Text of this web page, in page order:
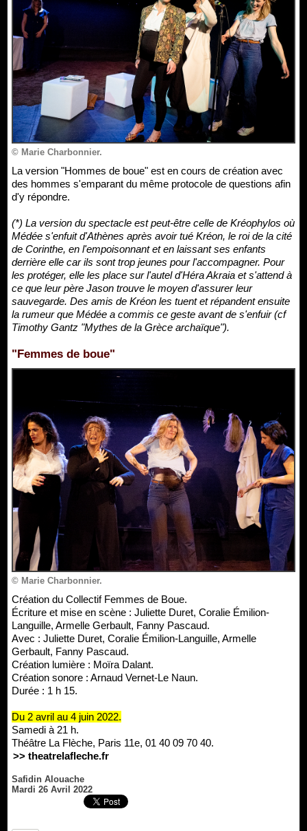
© Marie Charbonnier.
La version "Hommes de boue" est en cours de création avec
des hommes s'emparant du même protocole de questions afin
d'y répondre.
(*) La version du spectacle est peut-être celle de Kréophylos où
Médée s'enfuit d'Athènes après avoir tué Kréon, le roi de la cité
de Corinthe, en l'empoisonnant et en laissant ses enfants
derrière elle car ils sont trop jeunes pour l'accompagner. Pour
les protéger, elle les place sur l'autel d'Héra Akraia et s'attend à
ce que leur père Jason trouve le moyen d'assurer leur
sauvegarde. Des amis de Kréon les tuent et répandent ensuite
la rumeur que Médée a commis ce geste avant de s'enfuir (cf
Timothy Gantz "Mythes de la Grèce archaïque").
"Femmes de boue"
© Marie Charbonnier.
Création du Collectif Femmes de Boue.
Écriture et mise en scène : Juliette Duret, Coralie Émilion-
Languille, Armelle Gerbault, Fanny Pascaud.
Avec : Juliette Duret, Coralie Émilion-Languille, Armelle
Gerbault, Fanny Pascaud.
Création lumière : Moïra Dalant.
Création sonore : Arnaud Vernet-Le Naun.
Durée : 1 h 15.
Du 2 avril au 4 juin 2022.
Samedi à 21 h.
Théâtre La Flèche, Paris 11e, 01 40 09 70 40.
>> theatrelafleche.fr
Safidin Alouache
Mardi 26 Avril 2022